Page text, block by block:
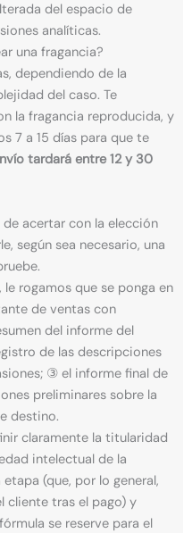
del espacio de
analíticas.
una fragancia?
dependiendo de la
del caso. Te
la fragancia reproducida, y
7 a 15 días para que te
tardará entre 12 y 30
acertar con la elección
según sea necesario, una
rogamos que se ponga en
de ventas con
del informe del
de las descripciones
③ el informe final de
preliminares sobre la
destino.
claramente la titularidad
intelectual de la
(que, por lo general,
cliente tras el pago) y
se reserve para el